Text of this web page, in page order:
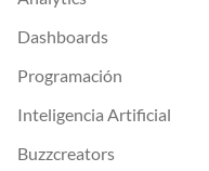
Dashboards
Programación
Inteligencia Artificial
Buzzcreators